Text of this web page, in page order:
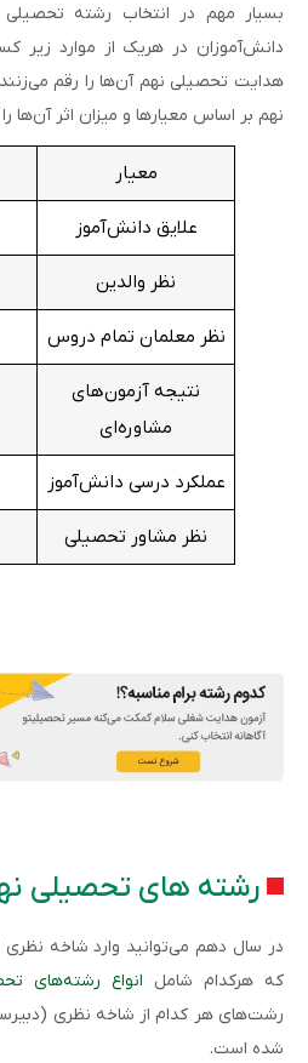
بسیار مهم در انتخاب رشته
دانش‌آموزان در هریک از موارد زیر
هدایت تحصیلی نهم آن‌ها را رقم
نهم بر اساس معیارها و میزان اثر آن‌ها
معیار
علایق دانش‌آموز
نظر والدین
نظر معلمان تمام دروس
نتیجه آزمون‌های
مشاوره‌ای
عملکرد درسی دانش‌آموز
نظر مشاور تحصیلی
رشته های تحصیلی
در سال دهم می‌توانید وارد شاخه
که هرکدام شامل انواع رشته‌های
رشت‌های هر کدام از شاخه نظری
شده است.